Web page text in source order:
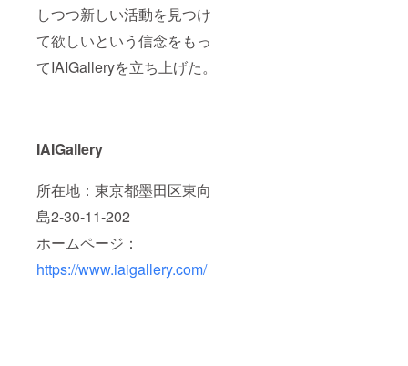
しつつ新しい活動を見つけ
て欲しいという信念をもっ
てIAIGalleryを立ち上げた。
IAIGallery
所在地：東京都墨田区東向
島2-30-11-202
ホームページ：
https://www.iaigallery.com/